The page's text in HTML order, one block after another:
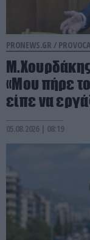
PRONEWS.GR /
«Μου πήρε
είπε να
05.08.2026 | 08:19